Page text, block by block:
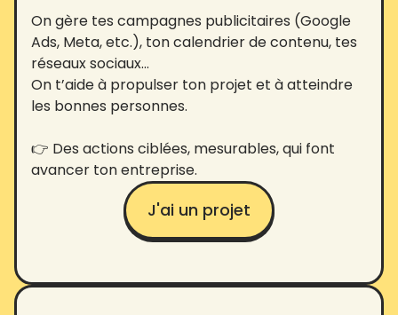
On gère tes campagnes publicitaires (Google
Ads, Meta, etc.), ton calendrier de contenu, tes
réseaux sociaux…
On t’aide à propulser ton projet et à atteindre
les bonnes personnes.
👉 Des actions ciblées, mesurables, qui font
avancer ton entreprise.
J'ai un projet